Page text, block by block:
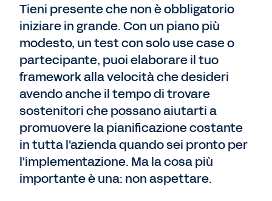
Tieni presente che non è obbligatorio
iniziare in grande. Con un piano più
modesto, un test con solo use case o
partecipante, puoi elaborare il tuo
framework alla velocità che desideri
avendo anche il tempo di trovare
sostenitori che possano aiutarti a
promuovere la pianificazione costante
in tutta l'azienda quando sei pronto per
l'implementazione. Ma la cosa più
importante è una: non aspettare.